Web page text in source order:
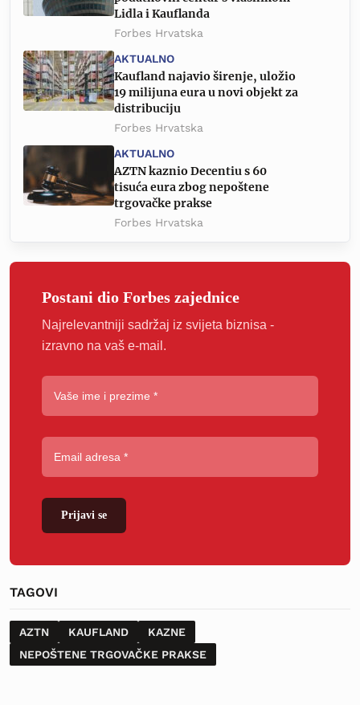
Lidla i Kauflanda
Forbes Hrvatska
AKTUALNO
Kaufland najavio širenje, uložio
19 milijuna eura u novi objekt za
distribuciju
Forbes Hrvatska
AKTUALNO
AZTN kaznio Decentiu s 60
tisuća eura zbog nepoštene
trgovačke prakse
Forbes Hrvatska
Postani dio Forbes zajednice
Najrelevantniji sadržaj iz svijeta biznisa -
izravno na vaš e-mail.
Prijavi se
TAGOVI
AZTN KAUFLAND
KAZNE
NEPOŠTENE TRGOVAČKE PRAKSE